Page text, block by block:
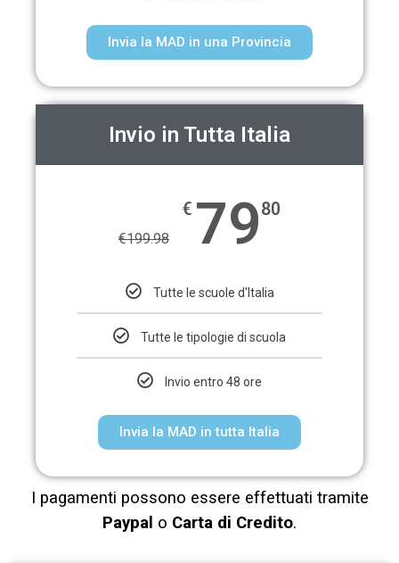
Invia la MAD in una Provincia
Invio in Tutta Italia
€199.98
€ 7980
Tutte le scuole d'Italia
Tutte le tipologie di scuola
Invio entro 48 ore
Invia la MAD in tutta Italia
I pagamenti possono essere effettuati tramite
Paypal o Carta di Credito.